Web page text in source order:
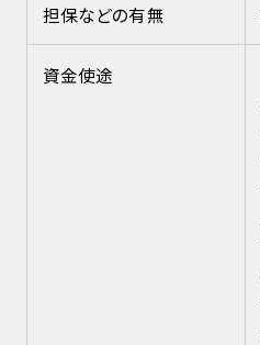
担保などの有無
資金使途